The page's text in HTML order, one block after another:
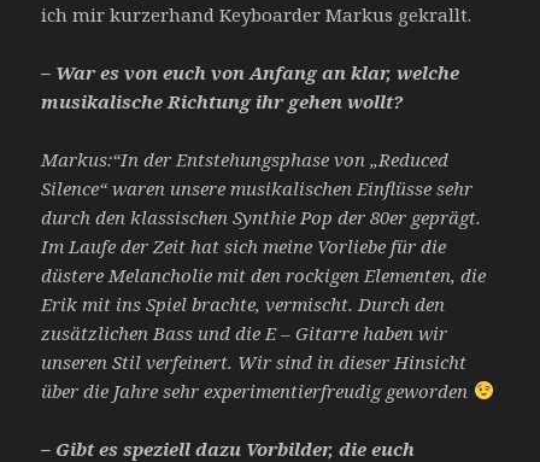
ich mir kurzerhand Keyboarder Markus gekrallt.
– War es von euch von Anfang an klar, welche
musikalische Richtung ihr gehen wollt?
Markus:“In der Entstehungsphase von „Reduced
Silence“ waren unsere musikalischen Einflüsse sehr
durch den klassischen Synthie Pop der 80er geprägt.
Im Laufe der Zeit hat sich meine Vorliebe für die
düstere Melancholie mit den rockigen Elementen, die
Erik mit ins Spiel brachte, vermischt. Durch den
zusätzlichen Bass und die E – Gitarre haben wir
unseren Stil verfeinert. Wir sind in dieser Hinsicht
über die Jahre sehr experimentierfreudig geworden
– Gibt es speziell dazu Vorbilder, die euch